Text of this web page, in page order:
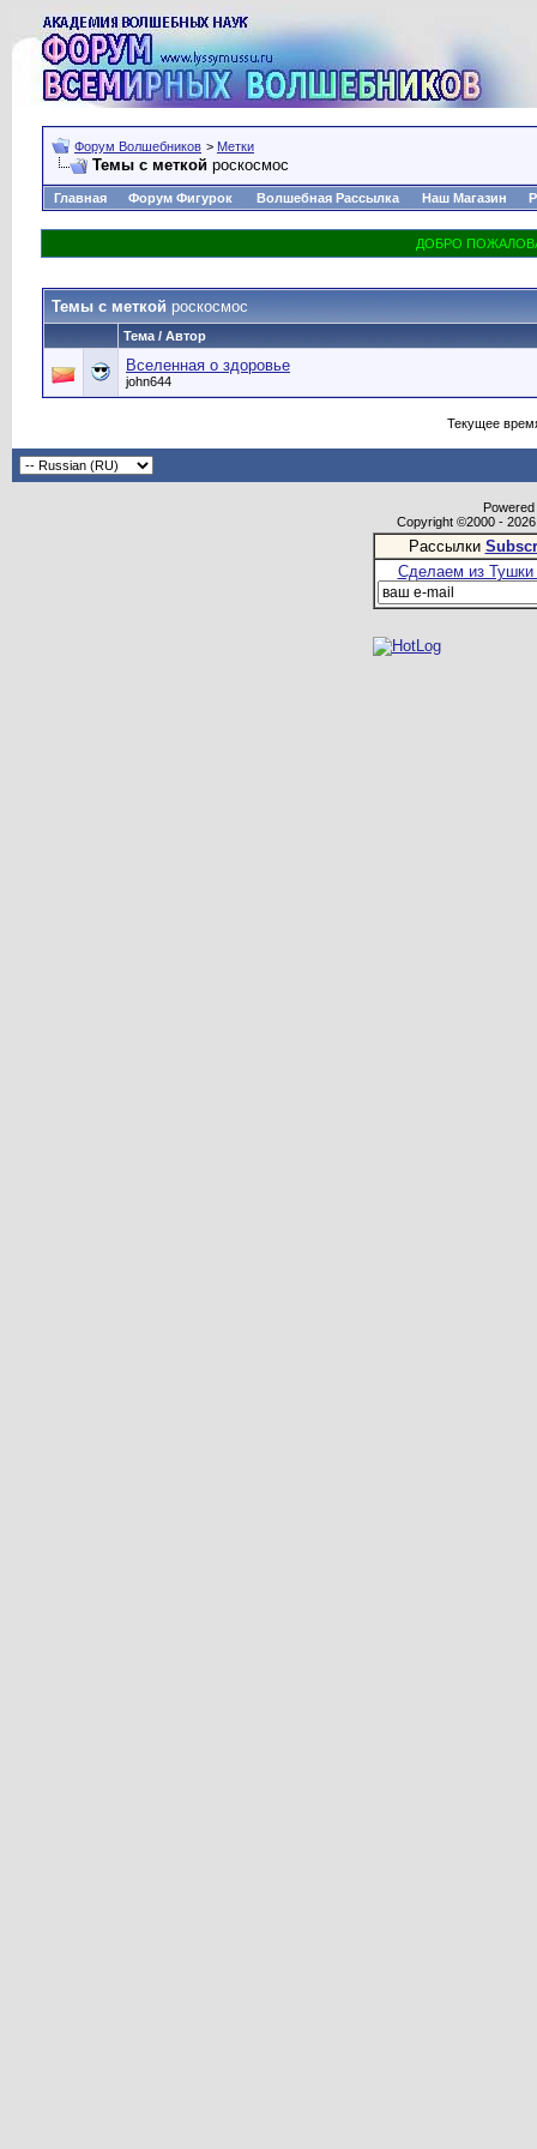
Форум Волшебников > Метки
Темы с меткой роскосмос
Главная Форум Фигурок Волшебная Рассылка Наш Магазин
Темы с меткой роскосмос
Тема / Автор
Вселенная о здоровье
john644
Текущее
Copyright ©2000 -
Рассылки
Сделаем из Тушки